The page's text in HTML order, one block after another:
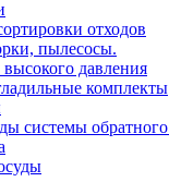
отходов
пылесосы.
давления
комплекты
системы обратного